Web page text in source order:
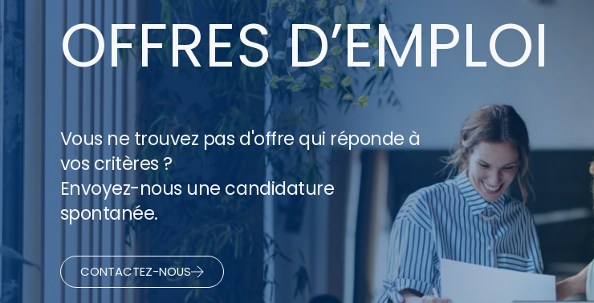
OFFRES D’EMPLOI
Vous ne trouvez pas d'offre qui réponde à
vos critères ?
Envoyez-nous une candidature
spontanée.
CONTACTEZ-NOUS